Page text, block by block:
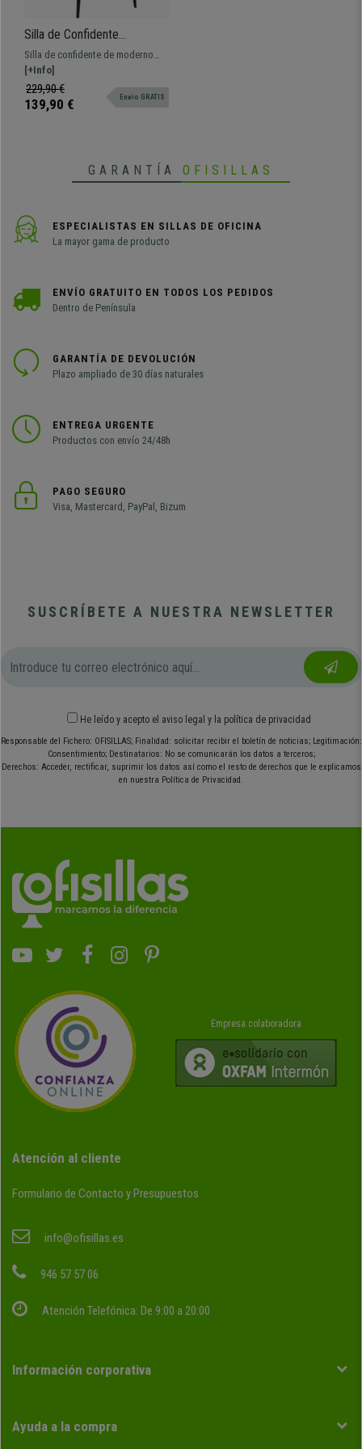
Silla de Confidente
TAMARA, Diseño moderno y
Sofisticado, en Terciopelo
color Marrón
Silla de confidente de moderno
diseño tapizada en terciopelo.
Cómoda, resistente y fabricada
con materiales de calidad.
[+Info]
229,90 €
139,90 € Envio GRATIS
GARANTÍA OFISILLAS
ESPECIALISTAS EN SILLAS DE OFICINA
La mayor gama de producto
ENVÍO GRATUITO EN TODOS LOS PEDIDOS
Dentro de Península
GARANTÍA DE DEVOLUCIÓN
Plazo ampliado de 30 días naturales
ENTREGA URGENTE
Productos con envío 24/48h
PAGO SEGURO
Visa, Mastercard, PayPal, Bizum
SUSCRÍBETE A NUESTRA NEWSLETTER
He leído y acepto el aviso legal y la política de privacidad
Responsable del Fichero: OFISILLAS; Finalidad: solicitar recibir el boletín de noticias; Legitimación:
Consentimiento; Destinatarios: No se comunicarán los datos a terceros;
Derechos: Acceder, rectificar, suprimir los datos así como el resto de derechos que le explicamos
en nuestra Política de Privacidad.
Empresa colaboradora
Atención al cliente
Formulario de Contacto y Presupuestos
info@ofisillas.es
946 57 57 06
Atención Telefónica: De 9:00 a 20:00
Información corporativa
Ayuda a la compra